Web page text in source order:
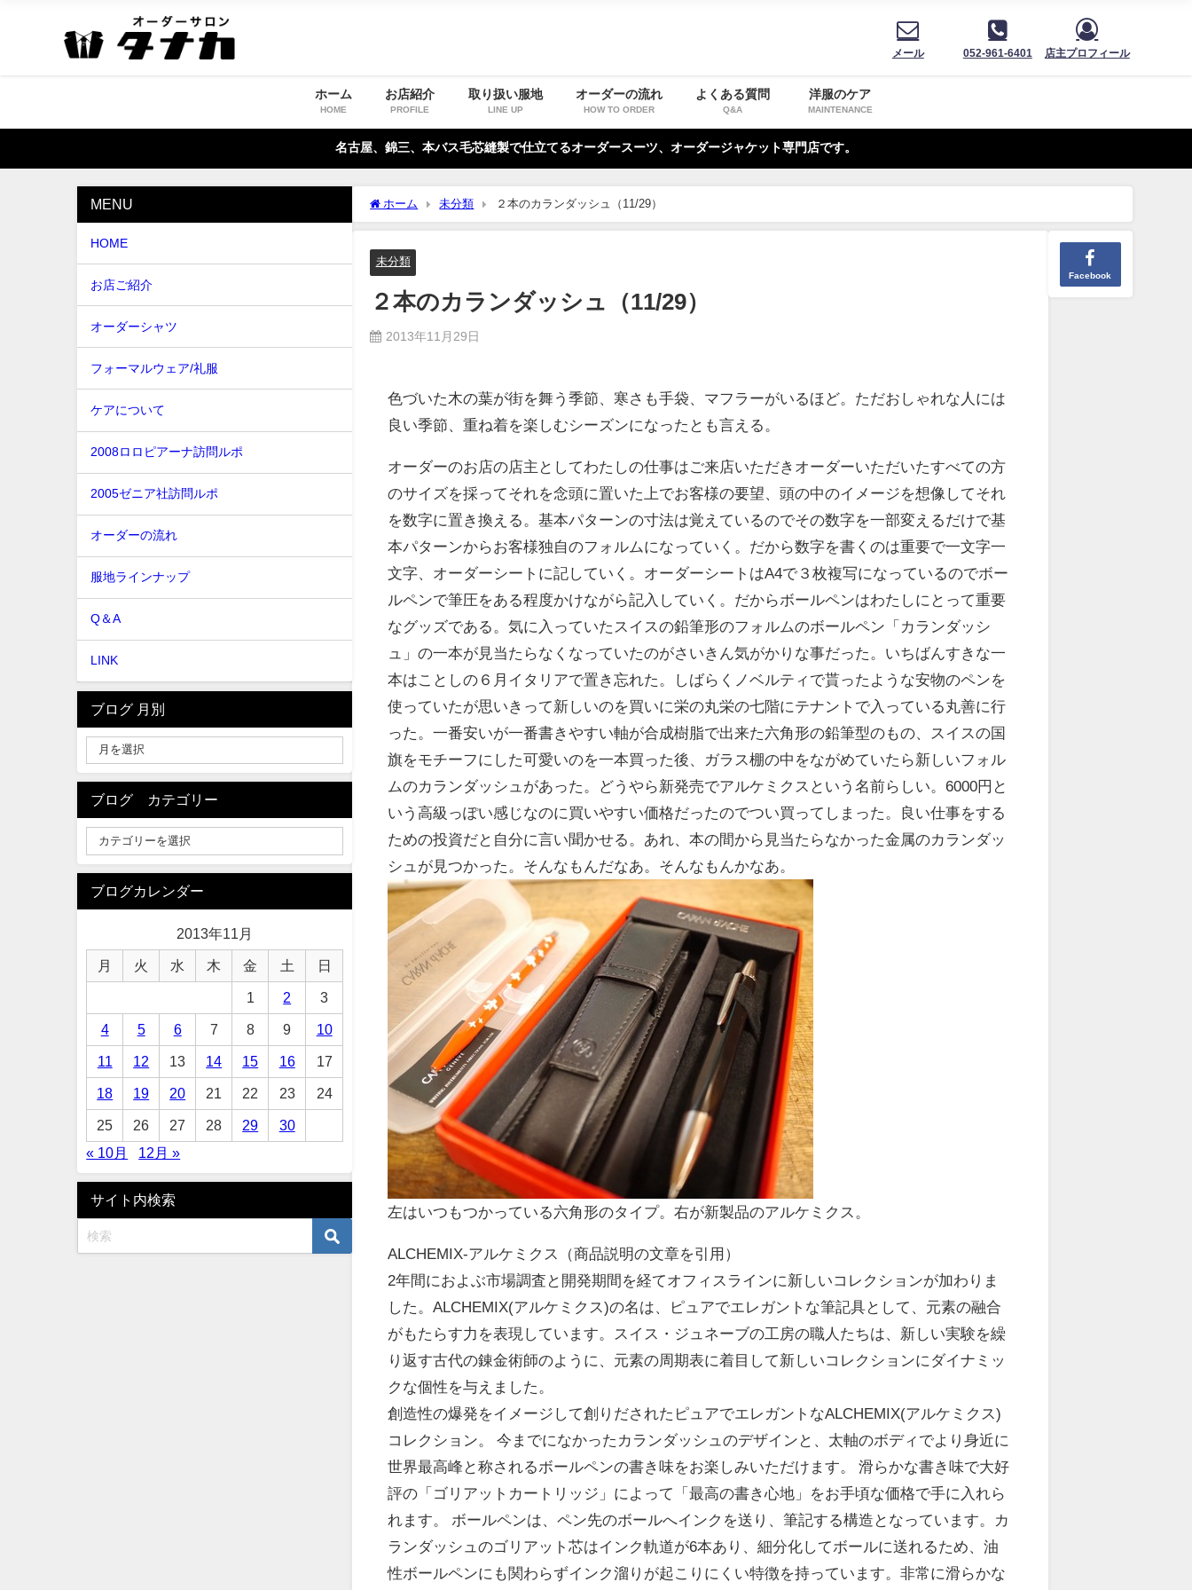
メール 052-961-6401 店主プロフィール
ホーム
HOME
お店紹介
PROFILE
取り扱い服地
LINE UP
オーダーの流れ
HOW TO ORDER
よくある質問
Q&A
洋服のケア
MAINTENANCE
名古屋、錦三、本バス毛芯縫製で仕立てるオーダースーツ、オーダージャケット専門店です。
ホーム 未分類 ２本のカランダッシュ（11/29）
Facebook
未分類
２本のカランダッシュ（11/29）
2013年11月29日
色づいた木の葉が街を舞う季節、寒さも手袋、マフラーがいるほど。ただおしゃれな人には
良い季節、重ね着を楽しむシーズンになったとも言える。
オーダーのお店の店主としてわたしの仕事はご来店いただきオーダーいただいたすべての方
のサイズを採ってそれを念頭に置いた上でお客様の要望、頭の中のイメージを想像してそれ
を数字に置き換える。基本パターンの寸法は覚えているのでその数字を一部変えるだけで基
本パターンからお客様独自のフォルムになっていく。だから数字を書くのは重要で一文字一
文字、オーダーシートに記していく。オーダーシートはA4で３枚複写になっているのでボー
ルペンで筆圧をある程度かけながら記入していく。だからボールペンはわたしにとって重要
なグッズである。気に入っていたスイスの鉛筆形のフォルムのボールペン「カランダッシ
ュ」の一本が見当たらなくなっていたのがさいきん気がかりな事だった。いちばんすきな一
本はことしの６月イタリアで置き忘れた。しばらくノベルティで貰ったような安物のペンを
使っていたが思いきって新しいのを買いに栄の丸栄の七階にテナントで入っている丸善に行
った。一番安いが一番書きやすい軸が合成樹脂で出来た六角形の鉛筆型のもの、スイスの国
旗をモチーフにした可愛いのを一本買った後、ガラス棚の中をながめていたら新しいフォル
ムのカランダッシュがあった。どうやら新発売でアルケミクスという名前らしい。6000円と
いう高級っぽい感じなのに買いやすい価格だったのでつい買ってしまった。良い仕事をする
ための投資だと自分に言い聞かせる。あれ、本の間から見当たらなかった金属のカランダッ
シュが見つかった。そんなもんだなあ。そんなもんかなあ。
左はいつもつかっている六角形のタイプ。右が新製品のアルケミクス。
ALCHEMIX-アルケミクス（商品説明の文章を引用）
2年間におよぶ市場調査と開発期間を経てオフィスラインに新しいコレクションが加わりま
した。ALCHEMIX(アルケミクス)の名は、ピュアでエレガントな筆記具として、元素の融合
がもたらす力を表現しています。スイス・ジュネーブの工房の職人たちは、新しい実験を繰
り返す古代の錬金術師のように、元素の周期表に着目して新しいコレクションにダイナミッ
クな個性を与えました。
創造性の爆発をイメージして創りだされたピュアでエレガントなALCHEMIX(アルケミクス)
コレクション。 今までになかったカランダッシュのデザインと、太軸のボディでより身近に
世界最高峰と称されるボールペンの書き味をお楽しみいただけます。 滑らかな書き味で大好
評の「ゴリアットカートリッジ」によって「最高の書き心地」をお手頃な価格で手に入れら
れます。 ボールペンは、ペン先のボールへインクを送り、筆記する構造となっています。カ
ランダッシュのゴリアット芯はインク軌道が6本あり、細分化してボールに送れるため、油
性ボールペンにも関わらずインク溜りが起こりにくい特徴を持っています。非常に滑らかな
MENU
HOME
お店ご紹介
オーダーシャツ
フォーマルウェア/礼服
ケアについて
2008ロロピアーナ訪問ルポ
2005ゼニア社訪問ルポ
オーダーの流れ
服地ラインナップ
Q＆A
LINK
ブログ 月別
ブログ カテゴリー
ブログカレンダー
2013年11月
月 火 水 木 金 土 日
1 2 3
4 5 6 7 8 9 10
11 12 13 14 15 16 17
18 19 20 21 22 23 24
25 26 27 28 29
30
« 10月
12月 »
サイト内検索